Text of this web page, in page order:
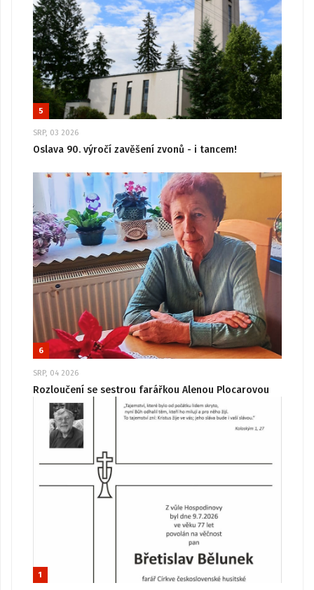
5
SRP, 03 2026
Oslava 90. výročí zavěšení zvonů - i tancem!
6
SRP, 04 2026
Rozloučení se sestrou farářkou Alenou Plocarovou
1